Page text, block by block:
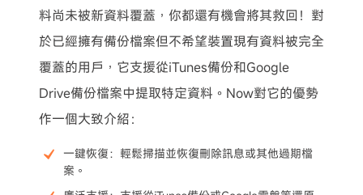
料尚未被新資料覆蓋，你都還有機會將其救回！對
於已經擁有備份檔案但不希望裝置現有資料被完全
覆蓋的用戶，它支援從iTunes備份和Google
Drive備份檔案中提取特定資料。Now對它的優勢
作一個大致介紹：
一鍵恢復：輕鬆掃描並恢復刪除訊息或其他過期檔
案。